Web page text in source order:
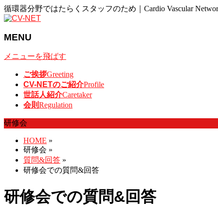
循環器分野ではたらくスタッフのため｜Cardio Vascular
MENU
メニューを飛ばす
ご挨拶Greeting
CV-NETのご紹介Profile
世話人紹介Caretaker
会則Regulation
研修会
HOME »
研修会 »
質問&回答 »
研修会での質問&回答
研修会での質問&回答